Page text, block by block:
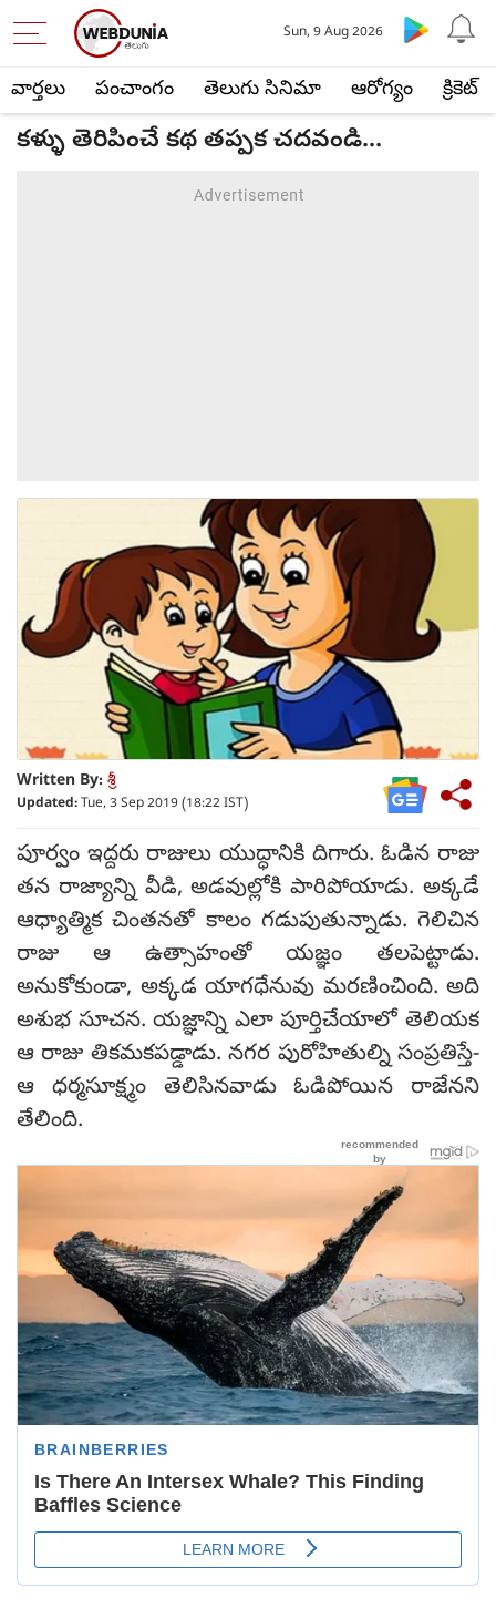
వార్తలు పంచాంగం తెలుగు సినిమా ఆరోగ్యం క్రికెట్
Sun, 9 Aug 2026
కళ్ళు తెరిపించే కథ తప్పక చదవండి...
Written By: శ్రీ
Updated:Tue, 3 Sep 2019 (18:22 IST)
పూర్వం ఇద్దరు రాజులు యుద్ధానికి దిగారు. ఓడిన రాజు
తన రాజ్యాన్ని వీడి, అడవుల్లోకి పారిపోయాడు. అక్కడే
ఆధ్యాత్మిక చింతనతో కాలం గడుపుతున్నాడు. గెలిచిన
రాజు ఆ ఉత్సాహంతో యజ్ఞం తలపెట్టాడు.
అనుకోకుండా, అక్కడ యాగధేనువు మరణించింది. అది
అశుభ సూచన. యజ్ఞాన్ని ఎలా పూర్తిచేయాలో తెలియక
ఆ రాజు తికమకపడ్డాడు. నగర పురోహితుల్ని సంప్రతిస్తే-
ఆ ధర్మసూక్ష్మం తెలిసినవాడు ఓడిపోయిన రాజేనని
తేలింది.